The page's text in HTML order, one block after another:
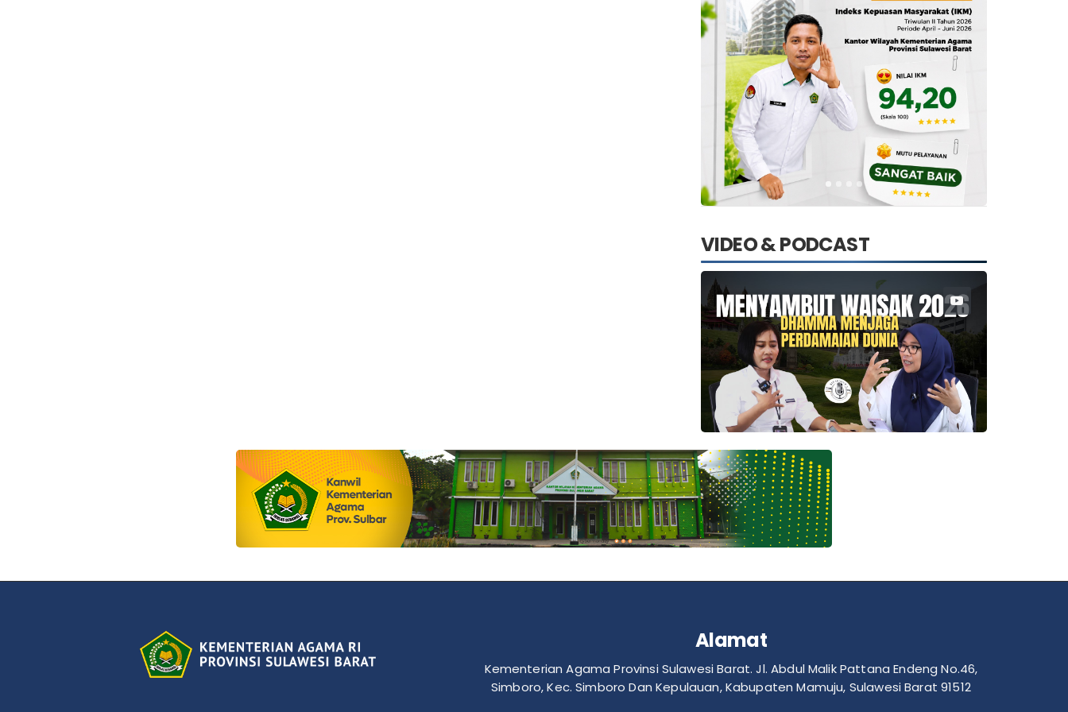
VIDEO & PODCAST
Alamat
Kementerian Agama Provinsi Sulawesi Barat. Jl. Abdul Malik Pattana Endeng No.46,
Simboro, Kec. Simboro Dan Kepulauan, Kabupaten Mamuju, Sulawesi Barat 91512